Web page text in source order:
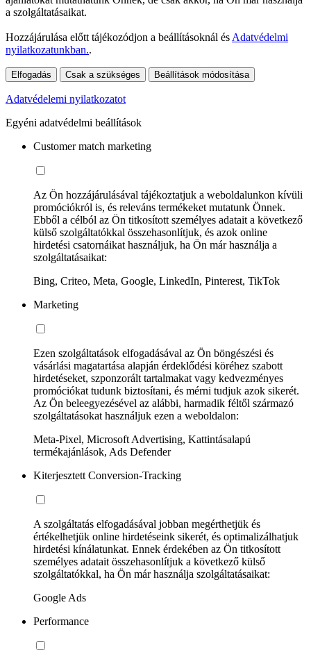
a szolgáltatásaikat.
Hozzájárulása előtt tájékozódjon a beállításoknál és Adatvédelmi
nyilatkozatunkban..
Elfogadás Csak a szükséges Beállítások módosítása
Adatvédelemi nyilatkozatot
Egyéni adatvédelmi beállítások
Customer match marketing
Az Ön hozzájárulásával tájékoztatjuk a weboldalunkon kívüli
promóciókról is, és releváns termékeket mutatunk Önnek.
Ebből a célból az Ön titkosított személyes adatait a következő
külső szolgáltatókkal összehasonlítjuk, és azok online
hirdetési csatornáikat használjuk, ha Ön már használja a
szolgáltatásaikat:
Bing, Criteo, Meta, Google, LinkedIn, Pinterest, TikTok
Marketing
Ezen szolgáltatások elfogadásával az Ön böngészési és
vásárlási magatartása alapján érdeklődési köréhez szabott
hirdetéseket, szponzorált tartalmakat vagy kedvezményes
promóciókat tudunk biztosítani, és mérni tudjuk azok sikerét.
Az Ön beleegyezésével az alábbi, harmadik féltől származó
szolgáltatásokat használjuk ezen a weboldalon:
Meta-Pixel, Microsoft Advertising, Kattintásalapú
termékajánlások, Ads Defender
Kiterjesztett Conversion-Tracking
A szolgáltatás elfogadásával jobban megérthetjük és
értékelhetjük online hirdetéseink sikerét, és optimalizálhatjuk
hirdetési kínálatunkat. Ennek érdekében az Ön titkosított
személyes adatait összehasonlítjuk a következő külső
szolgáltatókkal, ha Ön már használja szolgáltatásaikat:
Google Ads
Performance